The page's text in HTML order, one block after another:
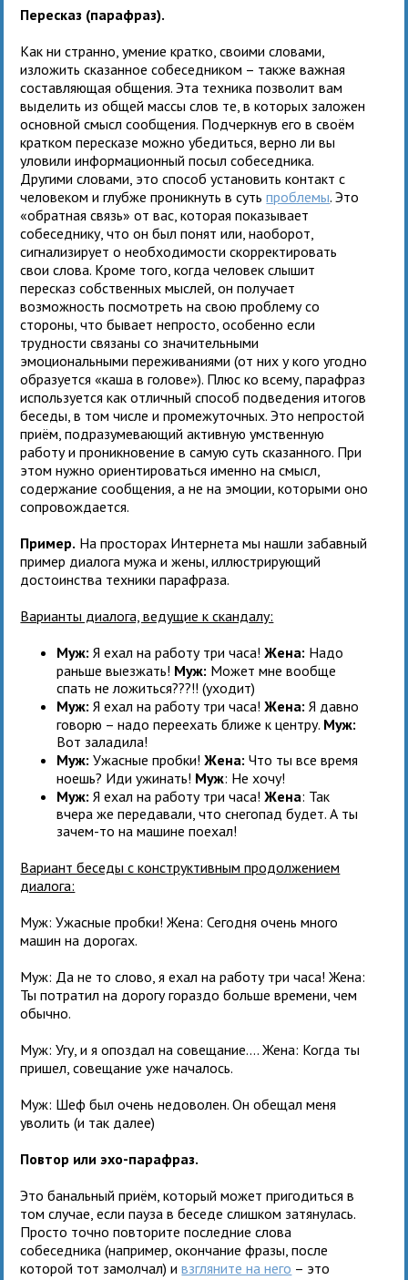
Пересказ (парафраз).
Как ни странно, умение кратко, своими словами,
изложить сказанное собеседником – также важная
составляющая общения. Эта техника позволит вам
выделить из общей массы слов те, в которых заложен
основной смысл сообщения. Подчеркнув его в своём
кратком пересказе можно убедиться, верно ли вы
уловили информационный посыл собеседника.
Другими словами, это способ установить контакт с
человеком и глубже проникнуть в сутьпроблемы. Это
«обратная связь» от вас, которая показывает
собеседнику, что он был понят или, наоборот,
сигнализирует о необходимости скорректировать
свои слова. Кроме того, когда человек слышит
пересказ собственных мыслей, он получает
возможность посмотреть на свою проблему со
стороны, что бывает непросто, особенно если
трудности связаны со значительными
эмоциональными переживаниями (от них у кого угодно
образуется «каша в голове»). Плюс ко всему, парафраз
используется как отличный способ подведения итогов
беседы, в том числе и промежуточных. Это непростой
приём, подразумевающий активную умственную
работу и проникновение в самую суть сказанного. При
этом нужно ориентироваться именно на смысл,
содержание сообщения, а не на эмоции, которыми оно
сопровождается.
Пример. На просторах Интернета мы нашли забавный
пример диалога мужа и жены, иллюстрирующий
достоинства техники парафраза.
Варианты диалога, ведущие к скандалу:
Муж: Я ехал на работу три часа!Жена: Надо
раньше выезжать! Муж: Может мне вообще
спать не ложиться???!! (уходит)
Муж: Я ехал на работу три часа!Жена: Я давно
говорю – надо переехать ближе к центру. Муж:
Вот заладила!
Муж: Ужасные пробки! Жена: Что ты все время
ноешь? Иди ужинать! Муж: Не хочу!
Муж: Я ехал на работу три часа!Жена: Так
вчера же передавали, что снегопад будет. А ты
зачем-то на машине поехал!
Вариант беседы с конструктивным продолжением
диалога:
Муж: Ужасные пробки! Жена: Сегодня очень много
машин на дорогах.
Муж: Да не то слово, я ехал на работу три часа! Жена:
Ты потратил на дорогу гораздо больше времени, чем
обычно.
Муж: Угу, и я опоздал на совещание…. Жена: Когда ты
пришел, совещание уже началось.
Муж: Шеф был очень недоволен. Он обещал меня
уволить (и так далее)
Повтор или эхо-парафраз.
Это банальный приём, который может пригодиться в
том случае, если пауза в беседе слишком затянулась.
Просто точно повторите последние слова
собеседника (например, окончание фразы, после
которой тот замолчал) ивзгляните на него – это